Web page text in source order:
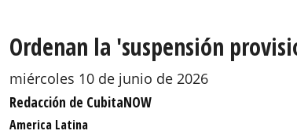
Ordenan la 'suspensión
miércoles 10 de junio de 2026
Redacción de CubitaNOW
America Latina